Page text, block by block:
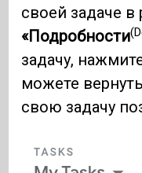
своей задаче в
«Подробности
задачу,
можете
свою задачу